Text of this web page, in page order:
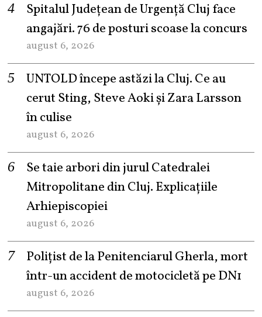
Spitalul Județean de Urgență Cluj face
angajări. 76 de posturi scoase la concurs
august 6, 2026
UNTOLD începe astăzi la Cluj. Ce au
cerut Sting, Steve Aoki și Zara Larsson
în culise
august 6, 2026
Se taie arbori din jurul Catedralei
Mitropolitane din Cluj. Explicațiile
Arhiepiscopiei
august 6, 2026
Polițist de la Penitenciarul Gherla, mort
într-un accident de motocicletă pe DN1
august 6, 2026